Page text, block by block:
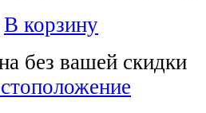
В корзину
без вашей скидки